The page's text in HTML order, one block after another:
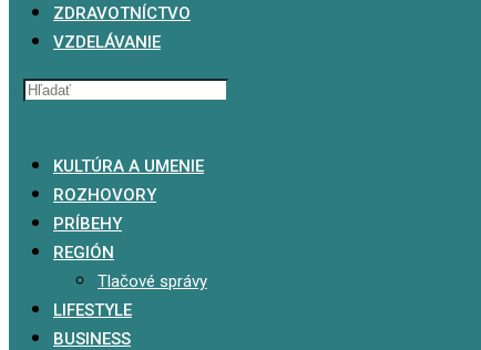
ZDRAVOTNÍCTVO
VZDELÁVANIE
KULTÚRA A UMENIE
ROZHOVORY
PRÍBEHY
REGIÓN
Tlačové správy
LIFESTYLE
BUSINESS